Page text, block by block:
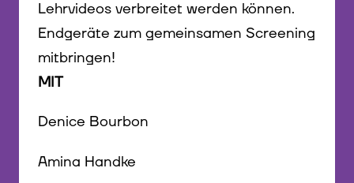
Lehrvideos verbreitet werden können.
Endgeräte zum gemeinsamen Screening
mitbringen!
MIT
Denice Bourbon
Amina Handke